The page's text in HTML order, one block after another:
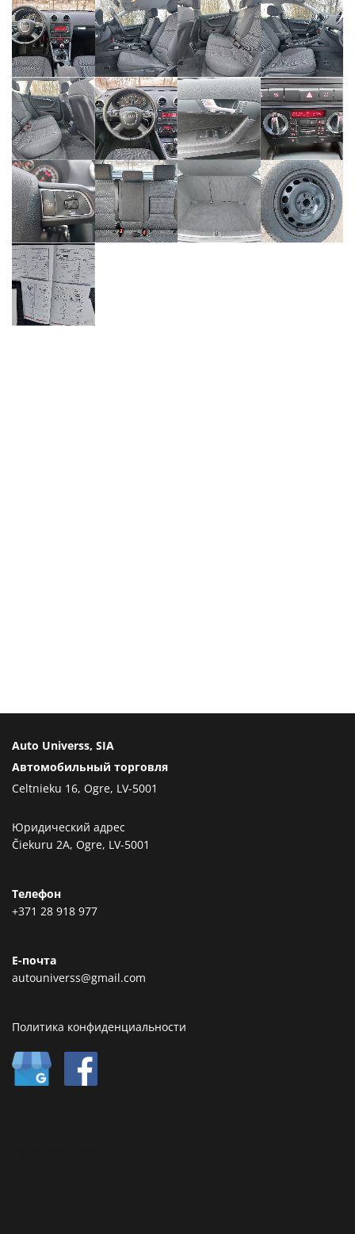
Auto Universs, SIA
Автомобильный торговля
Celtnieku 16, Ogre, LV-5001
Юридический адрес
Čiekuru 2A, Ogre, LV-5001
Телефон
+371 28 918 977
Е-почта
autouniverss@gmail.com
Политика конфиденциальности